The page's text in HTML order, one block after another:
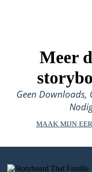
Meer
Geen Downloads,
MAAK MIJN